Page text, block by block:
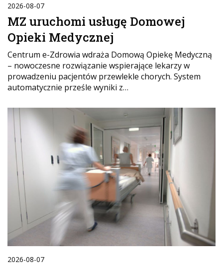
2026-08-07
MZ uruchomi usługę Domowej
Opieki Medycznej
Centrum e-Zdrowia wdraża Domową Opiekę Medyczną
– nowoczesne rozwiązanie wspierające lekarzy w
prowadzeniu pacjentów przewlekle chorych. System
automatycznie prześle wyniki z…
2026-08-07